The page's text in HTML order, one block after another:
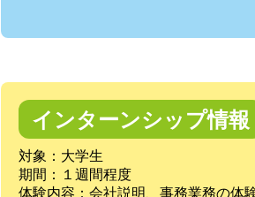
インターンシップ情報
対象：大学生
期間：１週間程度
体験内容：会社説明、事務業務の体